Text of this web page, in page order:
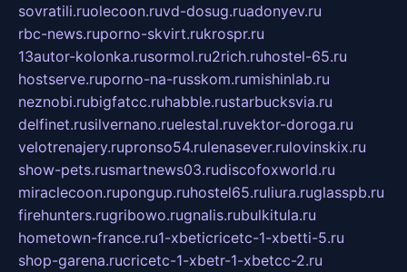
sovratili.ruolecoon.ruvd-dosug.ruadonyev.ru
rbc-news.ruporno-skvirt.rukrospr.ru
13autor-kolonka.rusormol.ru2rich.ruhostel-65.ru
hostserve.ruporno-na-russkom.rumishinlab.ru
neznobi.rubigfatcc.ruhabble.rustarbucksvia.ru
delfinet.rusilvernano.ruelestal.ruvektor-doroga.ru
velotrenajery.rupronso54.rulenasever.rulovinskix.ru
show-pets.rusmartnews03.rudiscofoxworld.ru
miraclecoon.rupongup.ruhostel65.ruliura.ruglasspb.ru
firehunters.rugribowo.rugnalis.rubulkitula.ru
hometown-france.ru1-xbeticricetc-1-xbetti-5.ru
shop-garena.rucricetc-1-xbetr-1-xbetcc-2.ru